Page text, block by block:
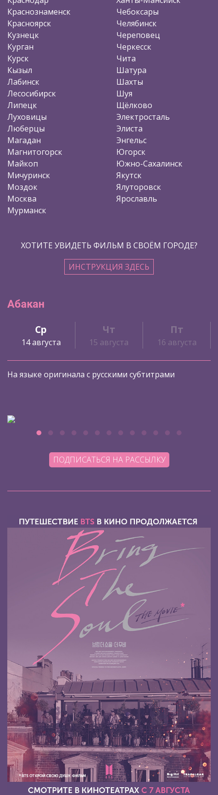
Краснознаменск
Красноярск
Кузнецк
Курган
Курск
Кызыл
Лабинск
Лесосибирск
Липецк
Луховицы
Люберцы
Магадан
Магнитогорск
Майкоп
Мичуринск
Моздок
Москва
Мурманск
Чебоксары
Челябинск
Череповец
Черкесск
Чита
Шатура
Шахты
Шуя
Щёлково
Электросталь
Элиста
Энгельс
Югорск
Южно-Сахалинск
Якутск
Ялуторовск
Ярославль
ХОТИТЕ УВИДЕТЬ ФИЛЬМ В СВОЁМ ГОРОДЕ?
ИНСТРУКЦИЯ ЗДЕСЬ
Абакан
Ср
14 августа
Чт
15 августа
Пт
16 августа
На языке оригинала с русскими субтитрами
ПОДПИСАТЬСЯ НА РАССЫЛКУ